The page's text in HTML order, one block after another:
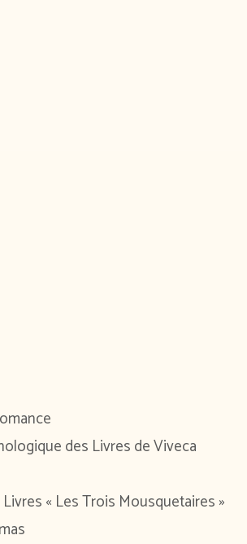
des Livres de Viveca
Livres « Les Trois Mousquetaires »